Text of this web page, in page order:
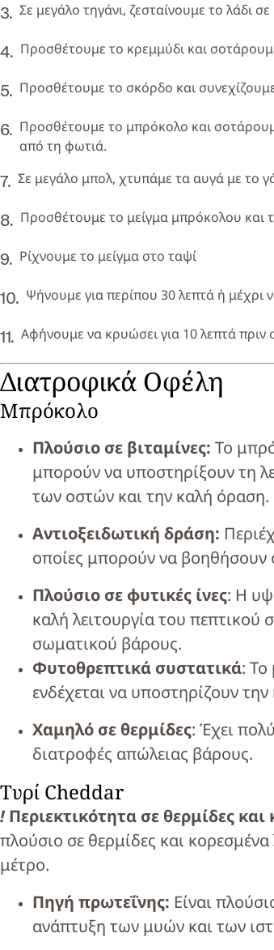
Σε μεγάλο τηγάνι, ζεσταίνουμε το λάδι
Προσθέτουμε το κρεμμύδι και
Προσθέτουμε το σκόρδο και
Προσθέτουμε το μπρόκολο και
από τη φωτιά.
Σε μεγάλο μπολ, χτυπάμε τα αυγά με το
Προσθέτουμε το μείγμα μπρόκολου και
Ρίχνουμε το μείγμα στο ταψί
Ψήνουμε για περίπου 30 λεπτά ή μέχρι
Αφήνουμε να κρυώσει για 10 λεπτά πριν
Διατροφικά Οφέλη
Μπρόκολο
Πλούσιο σε βιταμίνες: Το
μπορούν να υποστηρίξουν τη
των οστών και την καλή όραση.
Αντιοξειδωτική δράση:
οποίες μπορούν να
Πλούσιο σε φυτικές ίνες: Η
καλή λειτουργία του πεπτικού
σωματικού βάρους.
Φυτοθρεπτικά συστατικά: Το
ενδέχεται να υποστηρίζουν την
Χαμηλό σε θερμίδες: Έχει
διατροφές απώλειας βάρους.
Τυρί Cheddar
! Περιεκτικότητα σε θερμίδες
πλούσιο σε θερμίδες και
μέτρο.
Πηγή πρωτεΐνης: Είναι
ανάπτυξη των μυών και των